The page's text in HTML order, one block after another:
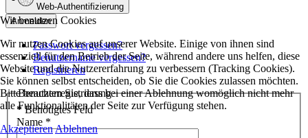
Web-Authentifizierung
Anmelden
Passwort vergessen?
Benutzername vergessen?
Registrieren
Benutzerregistrierung
*Benötigtes Feld
Name *
Wir benutzen Cookies
Wir nutzen Cookies auf unserer Website. Einige von ihnen sind
essenziell für den Betrieb der Seite, während andere uns helfen, diese
Website und die Nutzererfahrung zu verbessern (Tracking Cookies).
Sie können selbst entscheiden, ob Sie die Cookies zulassen möchten.
Bitte beachten Sie, dass bei einer Ablehnung womöglich nicht mehr
alle Funktionalitäten der Seite zur Verfügung stehen.
AkzeptierenAblehnen